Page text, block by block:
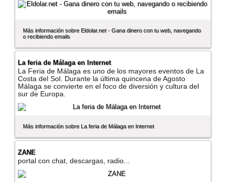
Más información sobre Eldolar.net - Gana dinero con tu web, navegando
o recibiendo emails
La feria de Málaga en Internet
La Feria de Málaga es uno de los mayores eventos de La
Costa del Sol. Durante la última quincena de Agosto
Málaga se convierte en el foco de diversión y cultura del
sur de Europa.
Más información sobre La feria de Málaga en Internet
ZANE
portal con chat, descargas, radio...